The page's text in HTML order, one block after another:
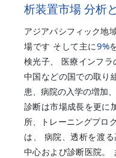
析装置市場 分析
アジアパシフィック地
場です そして主に9%
検光子、 医療インフ
中国などの国での取り
患、病院の入学の増加
診断は市場成長を更に
所、トレーニングプロ
は、 病院、透析を渡
中心および診断医院。